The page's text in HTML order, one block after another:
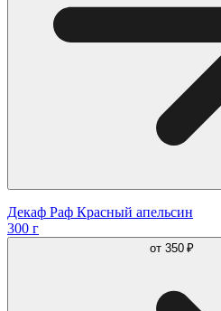
Декаф Раф Красный апельсин
300 г
от 350 ₽